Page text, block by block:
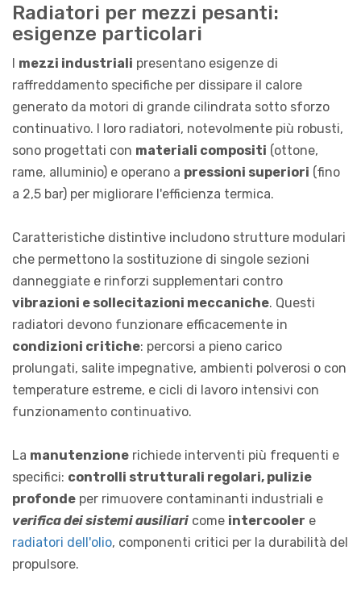
Radiatori per mezzi pesanti:
esigenze particolari
I mezzi industriali presentano esigenze di
raffreddamento specifiche per dissipare il calore
generato da motori di grande cilindrata sotto sforzo
continuativo. I loro radiatori, notevolmente più robusti,
sono progettati con materiali compositi (ottone,
rame, alluminio) e operano a pressioni superiori (fino
a 2,5 bar) per migliorare l'efficienza termica.
Caratteristiche distintive includono strutture modulari
che permettono la sostituzione di singole sezioni
danneggiate e rinforzi supplementari contro
vibrazioni e sollecitazioni meccaniche. Questi
radiatori devono funzionare efficacemente in
condizioni critiche: percorsi a pieno carico
prolungati, salite impegnative, ambienti polverosi o con
temperature estreme, e cicli di lavoro intensivi con
funzionamento continuativo.
La manutenzione richiede interventi più frequenti e
specifici: controlli strutturali regolari, pulizie
profonde per rimuovere contaminanti industriali e
verifica dei sistemi ausiliari come intercooler e
radiatori dell'olio, componenti critici per la durabilità del
propulsore.